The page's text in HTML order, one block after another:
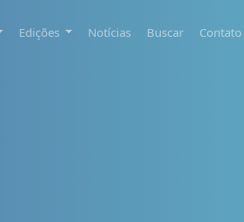
Edições Notícias Buscar Contato